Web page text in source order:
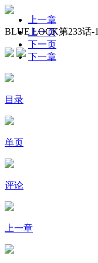
BLUE LOCK第233话-1
上一章
上一页
下一页
下一章
目录
单页
评论
上一章